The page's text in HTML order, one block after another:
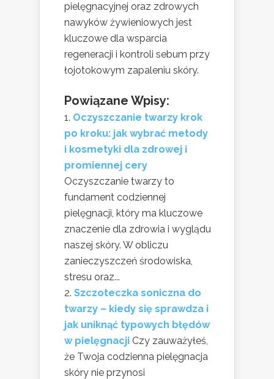
pielęgnacyjnej oraz zdrowych
nawyków żywieniowych jest
kluczowe dla wsparcia
regeneracji i kontroli sebum przy
łojotokowym zapaleniu skóry.
Powiązane Wpisy:
Oczyszczanie twarzy krok
po kroku: jak wybrać metody
i kosmetyki dla zdrowej i
promiennej cery
Oczyszczanie twarzy to
fundament codziennej
pielęgnacji, który ma kluczowe
znaczenie dla zdrowia i wyglądu
naszej skóry. W obliczu
zanieczyszczeń środowiska,
stresu oraz...
Szczoteczka soniczna do
twarzy – kiedy się sprawdza i
jak uniknąć typowych błędów
w pielęgnacji Czy zauważyłeś,
że Twoja codzienna pielęgnacja
skóry nie przynosi